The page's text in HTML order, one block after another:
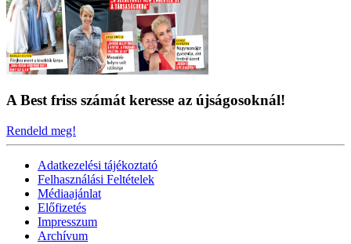
A Best friss számát keresse az újságosoknál!
Rendeld meg!
Adatkezelési tájékoztató
Felhasználási Feltételek
Médiaajánlat
Előfizetés
Impresszum
Archívum